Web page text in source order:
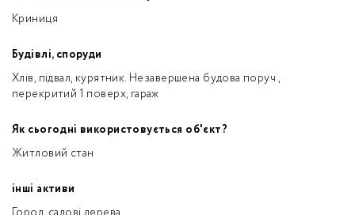
Криниця
Будівлі, споруди
Хлів, підвал, курятник. Незавершена будова поруч ,
перекритий 1 поверх, гараж
Як сьогодні використовується об'єкт?
Житловий стан
інші активи